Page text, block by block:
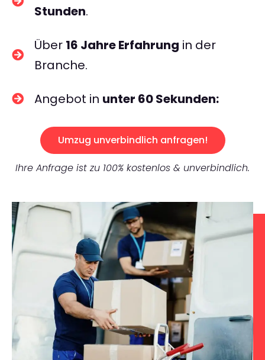
Stunden.
Über 16 Jahre Erfahrung in der
Branche.
Angebot in unter 60 Sekunden:
Umzug unverbindlich anfragen!
Ihre Anfrage ist zu 100% kostenlos & unverbindlich.